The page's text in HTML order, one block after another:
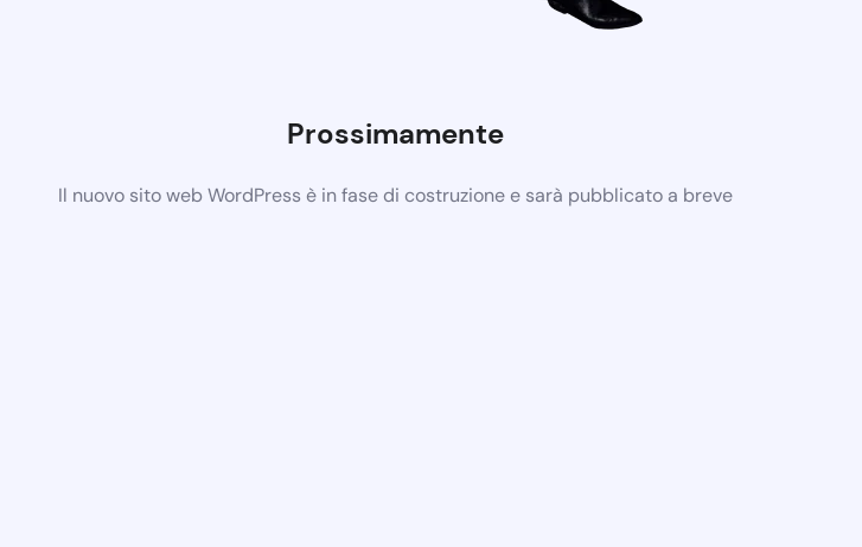
Prossimamente
Il nuovo sito web WordPress è in fase di costruzione e sarà pubblicato a breve